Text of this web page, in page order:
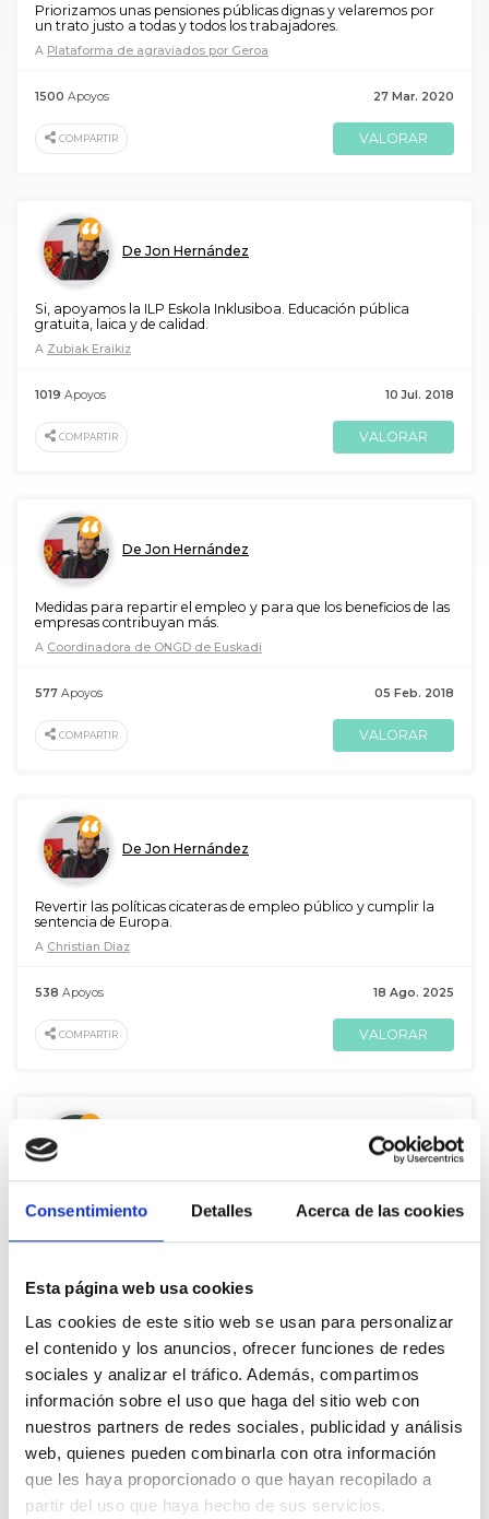
Consentimiento Detalles Acerca de las cookies
Esta página web usa cookies
Las cookies de este sitio web se usan para personalizar
el contenido y los anuncios, ofrecer funciones de redes
sociales y analizar el tráfico. Además, compartimos
información sobre el uso que haga del sitio web con
nuestros partners de redes sociales, publicidad y análisis
web, quienes pueden combinarla con otra información
que les haya proporcionado o que hayan recopilado a
partir del uso que haya hecho de sus servicios.
Priorizamos unas pensiones públicas dignas y velaremos por
un trato justo a todas y todos los trabajadores.
A Plataforma de agraviados por Geroa
27 Mar. 2020
1500 Apoyos
COMPARTIR VALORAR
De Jon Hernández
Si, apoyamos la ILP Eskola Inklusiboa. Educación pública
gratuita, laica y de calidad.
A Zubiak Eraikiz
10 Jul. 2018
1019 Apoyos
COMPARTIR VALORAR
De Jon Hernández
Medidas para repartir el empleo y para que los beneficios de las
empresas contribuyan más.
A Coordinadora de ONGD de Euskadi
05 Feb. 2018
577 Apoyos
COMPARTIR VALORAR
De Jon Hernández
Revertir las políticas cicateras de empleo público y cumplir la
sentencia de Europa.
A Christian Diaz
18 Ago. 2025
538 Apoyos
COMPARTIR VALORAR
El modelo de explotación capitalista de recursos naturales está
en el origen del problema.
AGorka Ocio
438Apoyos
VALORAR
De Jon Hernández
La tercera República. Un estado Federal al servicio de la